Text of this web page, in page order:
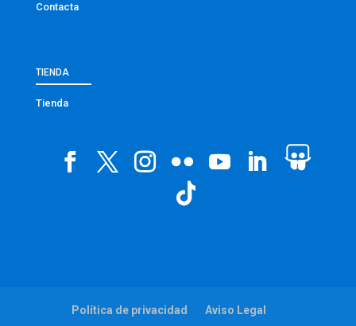
Contacta
TIENDA
Tienda
Política de privacidad Aviso Legal